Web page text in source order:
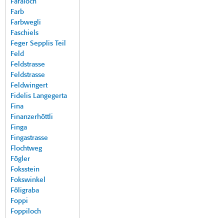
Faraloch
Farb
Farbwegli
Faschiels
Feger Sepplis Teil
Feld
Feldstrasse
Feldstrasse
Feldwingert
Fidelis Langegerta
Fina
Finanzerhöttli
Finga
Fingastrasse
Flochtweg
Fögler
Foksstein
Fokswinkel
Föligraba
Foppi
Foppiloch